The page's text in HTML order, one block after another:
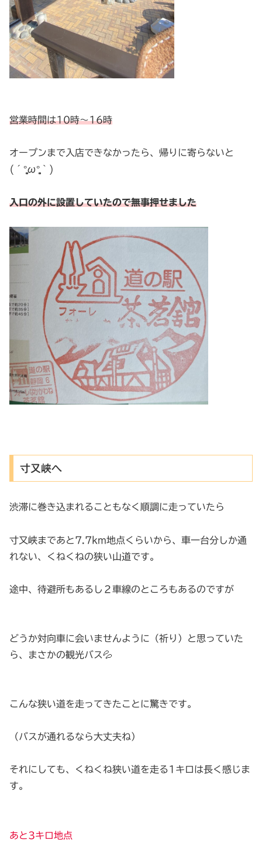
営業時間は10時〜16時
オープンまで入店できなかったら、帰りに寄らないと
(´°̥̥̥̥̥̥̥̥ω°̥̥̥̥̥̥̥̥｀)
入口の外に設置していたので無事押せました
寸又峡へ
渋滞に巻き込まれることもなく順調に走っていたら
寸又峡まであと7.7km地点くらいから、車一台分しか通
れない、くねくねの狭い山道です。
途中、待避所もあるし２車線のところもあるのですが
どうか対向車に会いませんように（祈り）と思っていた
ら、まさかの観光バス💦
こんな狭い道を走ってきたことに驚きです。
（バスが通れるなら大丈夫ね）
それにしても、くねくね狭い道を走る1キロは長く感じま
す。
あと3キロ地点